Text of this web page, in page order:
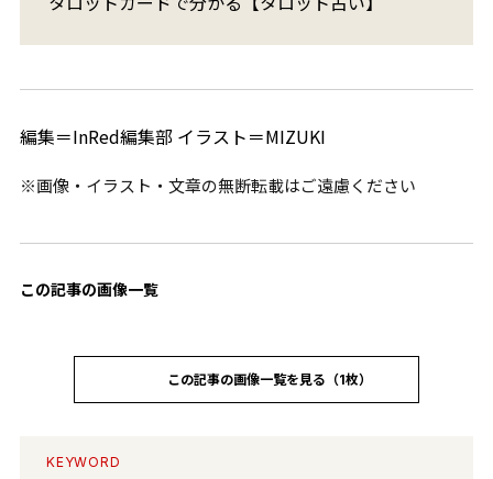
編集＝InRed編集部 イラスト＝MIZUKI
※画像・イラスト・文章の無断転載はご遠慮ください
この記事の画像一覧
この記事の画像一覧を見る（1枚）
KEYWORD